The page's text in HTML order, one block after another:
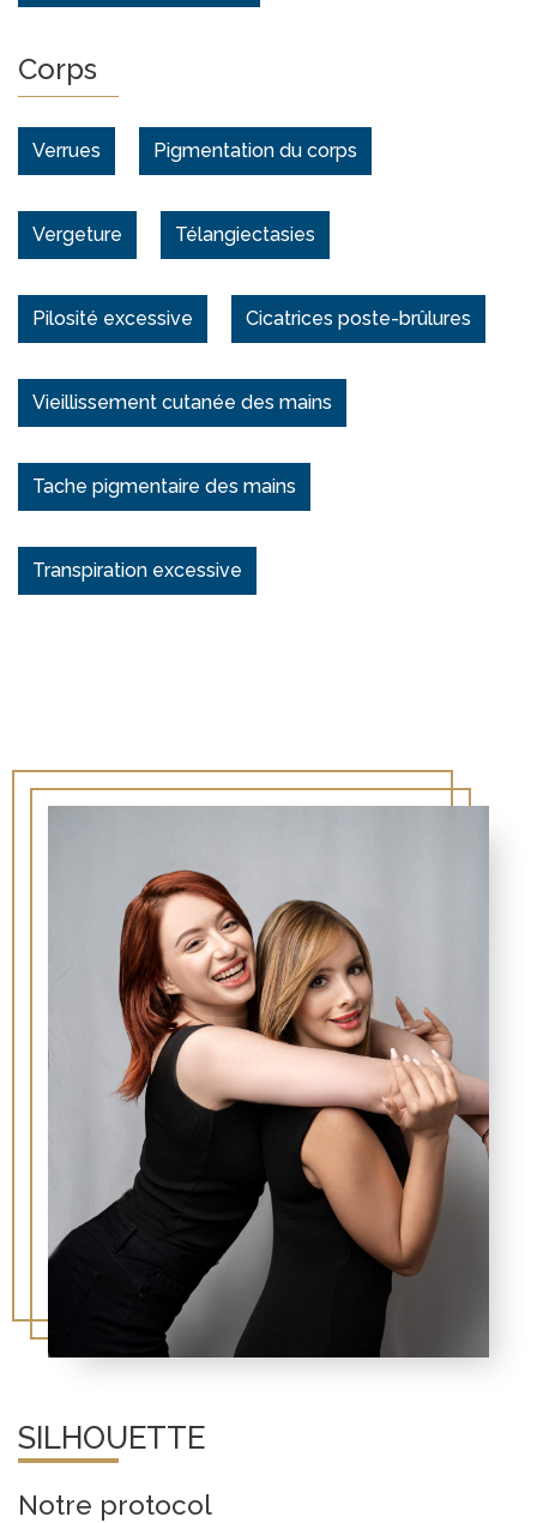
Corps
Verrues Pigmentation du corps
Vergeture Télangiectasies
Pilosité excessive Cicatrices poste-brûlures
Vieillissement cutanée des mains
Tache pigmentaire des mains
Transpiration excessive
SILHOUETTE
Notre protocol